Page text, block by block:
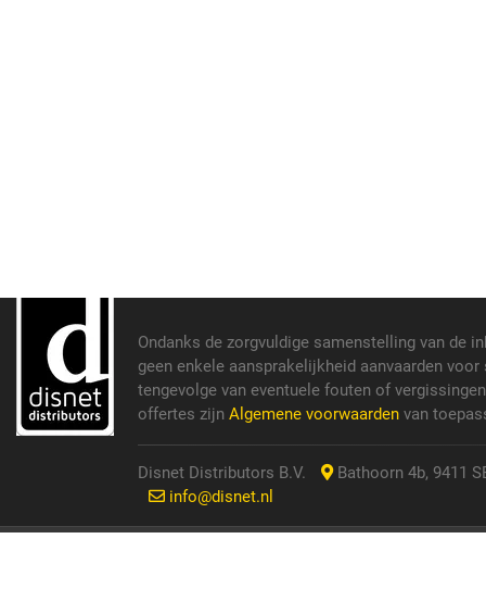
Ondanks de zorgvuldige samenstelling van de
geen enkele aansprakelijkheid aanvaarden
tengevolge van eventuele fouten of
offertes zijn Algemene voorwaarden van
Disnet Distributors B.V.
Bathoorn 4b, 9411
info@disnet.nl